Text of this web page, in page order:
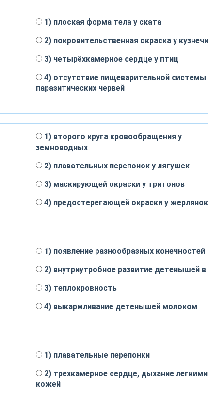
1) плоская форма тела у ската
2) покровительственная окраска у
3) четырёхкамерное сердце у птиц
4) отсутствие пищеварительной системы
паразитических червей
1) второго круга кровообращения у
земноводных
2) плавательных перепонок у лягушек
3) маскирующей окраски у тритонов
4) предостерегающей окраски у жерлянок
1) появление разнообразных конечностей
2) внутриутробное развитие детенышей
3) теплокровность
4) выкармливание детенышей молоком
1) плавательные перепонки
2) трехкамерное сердце, дыхание
кожей